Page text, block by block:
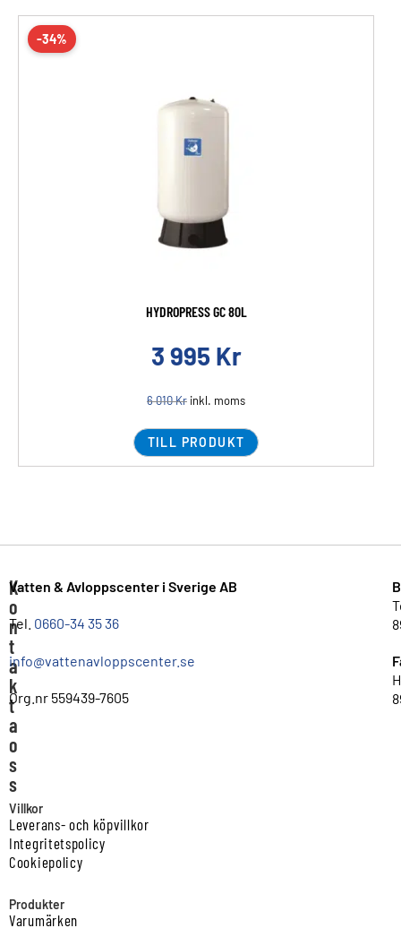
-34%
HYDROPRESS GC 80L
3 995 Kr
6 010Kr inkl. moms
TILL PRODUKT
K
o
n
t
a
k
t
a
o
s
s
Vatten & Avloppscenter i Sverige AB
Tel. 0660-34 35 36
info@vattenavloppscenter.se
Org.nr 559439-7605
Villkor
Leverans- och köpvillkor
Integritetspolicy
Cookiepolicy
Produkter
Varumärken